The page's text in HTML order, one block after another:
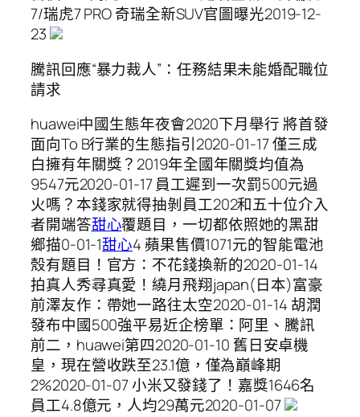
7/瑞虎7 PRO 奇瑞全新SUV官圖曝光2019-12-
23
騰訊回應“暴力裁人”：任務結果未能婚配職位
請求
huawei中國生態年夜會2020下月舉行 將首發
面向To B行業的生態指引2020-01-17 僅三成
白擁有年關獎？2019年全國年關獎均值為
9547元2020-01-17 員工遲到一次罰500元過
火嗎？本錢家就得抽剝員工202和五十位介入
者開端答甜心覆題目，一切都依照她的黑甜
鄉描0-01-1甜心4 蘋果售價1071元的智能電池
殼有題目！官方：不花錢換新的2020-01-14
拍真人秀尋真愛！繞月飛翔japan(日本)富豪
前澤友作：帶她一路往太空2020-01-14 胡潤
發布中國500強平易近企榜單：阿里、騰訊
前二，huawei第四2020-01-10 舊日安卓機
皇，現在營收跌至23.1億，僅為巔峰期
2%2020-01-07 小米又發錢了！嘉獎1646名
員工4.8億元，人均29萬元2020-01-07